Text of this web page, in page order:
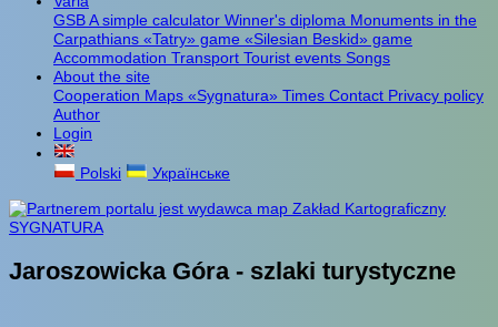
GSBA simple calculator Winner's diploma Monuments in the
Carpathians «Tatry» game «Silesian Beskid» game
Accommodation Transport Tourist events Songs
About the site
Cooperation Maps «Sygnatura» Times Contact Privacy policy
Author
Login
Polski Українське
Jaroszowicka Góra - szlaki turystyczne